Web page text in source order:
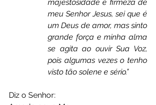
majestosidade e firmeza de
meu Senhor Jesus, sei que é
um Deus de amor, mas sinto
grande força e minha alma
se agita ao ouvir Sua Voz,
pois algumas vezes o tenho
visto tão solene e sério.”
Diz o Senhor: